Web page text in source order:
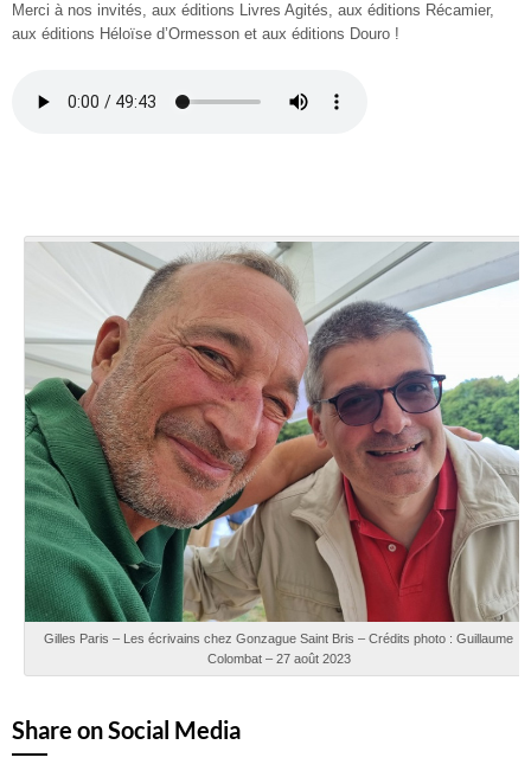
Merci à nos invités, aux éditions Livres Agités, aux éditions Récamier,
aux éditions Héloïse d’Ormesson et aux éditions Douro !
Gilles Paris – Les écrivains chez Gonzague Saint Bris – Crédits photo : Guillaume
Colombat – 27 août 2023
Share on Social Media